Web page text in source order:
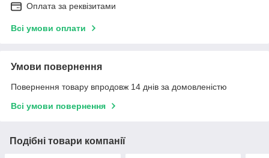
Оплата за реквізитами
Всі умови оплати
Умови повернення
Повернення товару впродовж 14 днів за домовленістю
Всі умови повернення
Подібні товари компанії